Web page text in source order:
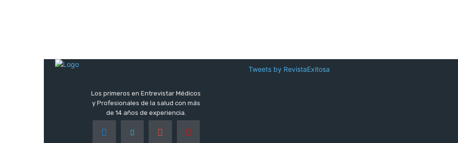
Los primeros en Entrevistar Médicos
y Profesionales de la salud con más
de 14 años de experiencia.
Tweets by RevistaExitosa